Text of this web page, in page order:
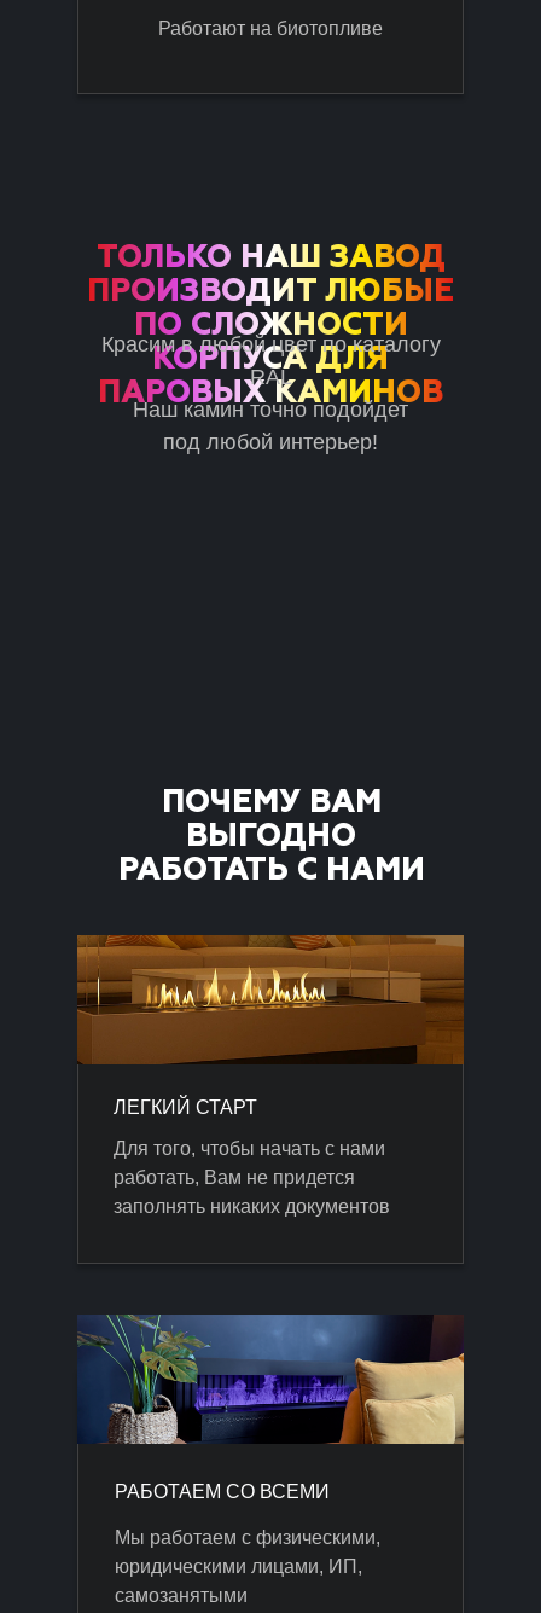
Работают на биотопливе
ТОЛЬКО НАШ ЗАВОД
ПРОИЗВОДИТ ЛЮБЫЕ
ПО СЛОЖНОСТИ
КОРПУСА ДЛЯ
ПАРОВЫХ КАМИНОВ
Красим в любой цвет по каталогу
RAL
Наш камин точно подойдет
под любой интерьер!
ПОЧЕМУ ВАМ
ВЫГОДНО
РАБОТАТЬ С НАМИ
ЛЕГКИЙ СТАРТ
Для того, чтобы начать с нами
работать, Вам не придется
заполнять никаких документов
РАБОТАЕМ СО ВСЕМИ
Мы работаем с физическими,
юридическими лицами, ИП,
самозанятыми